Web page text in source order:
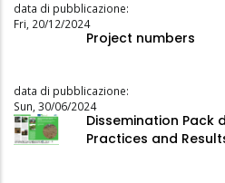
data di pubblicazione:
Fri, 20/12/2024
Project numbers
data di pubblicazione:
Sun, 30/06/2024
Dissemination Pack
Practices and